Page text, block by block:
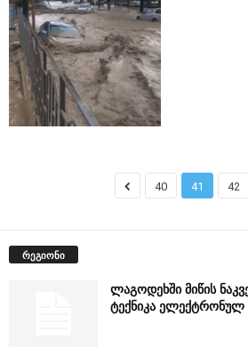
40 41 42
რეგიონი
ლაგოდეხში მიწის
ტექნიკა ელექტრონულ